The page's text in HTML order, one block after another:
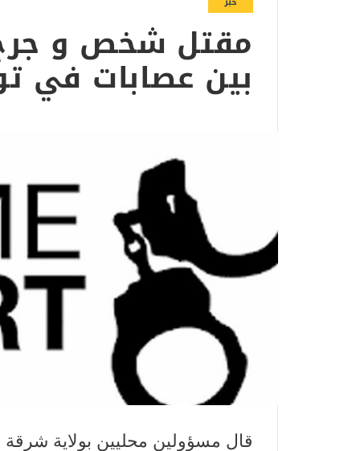
مقتل شخص و
بين عصابات في
قال مسؤولين محليين بولاية شرقة